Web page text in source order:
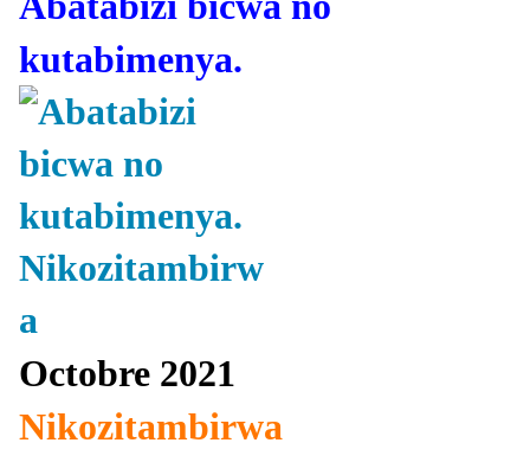
kutabimenya.
Octobre 2021
Nikozitambirwa